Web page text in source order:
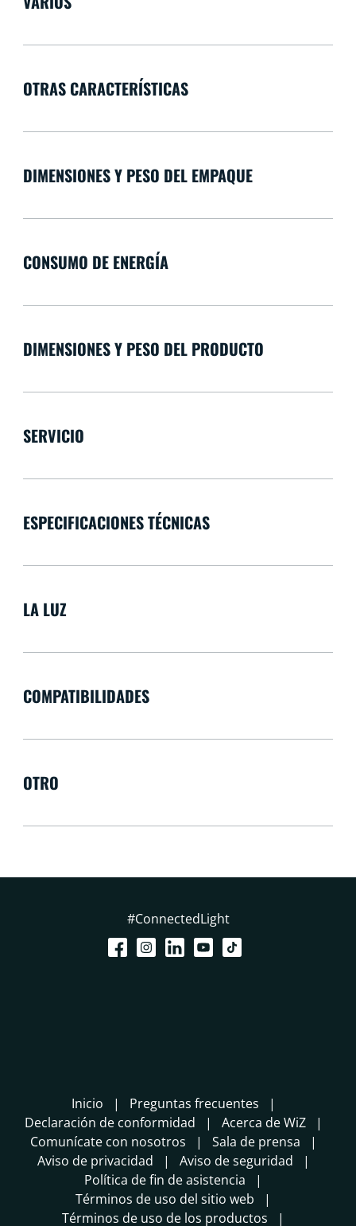
OTRAS CARACTERÍSTICAS
DIMENSIONES Y PESO DEL EMPAQUE
CONSUMO DE ENERGÍA
DIMENSIONES Y PESO DEL PRODUCTO
SERVICIO
ESPECIFICACIONES TÉCNICAS
LA LUZ
COMPATIBILIDADES
OTRO
#ConnectedLight
Inicio
Preguntas frecuentes
Declaración de conformidad
Acerca de WiZ
Comunícate con nosotros
Sala de prensa
Aviso de privacidad
Aviso de seguridad
Política de fin de asistencia
Términos de uso del sitio web
Términos de uso de los productos